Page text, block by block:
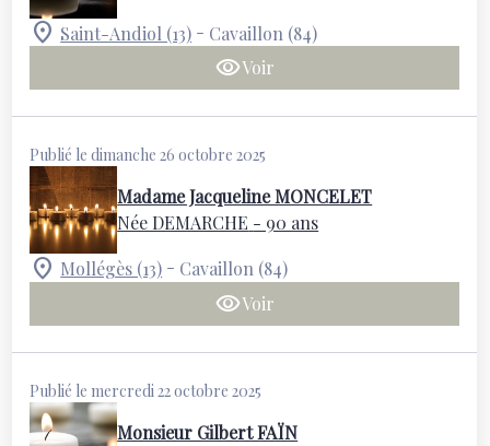
Saint-Andiol (13) - Cavaillon (84)
Voir
Publié le dimanche 26 octobre 2025
Madame Jacqueline MONCELET
Née DEMARCHE - 90 ans
Mollégès (13) - Cavaillon (84)
Voir
Publié le mercredi 22 octobre 2025
Monsieur Gilbert FAÏN